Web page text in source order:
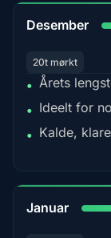
Desember
20t mørkt
• Årets
• Ideelt for
• Kalde,
Januar